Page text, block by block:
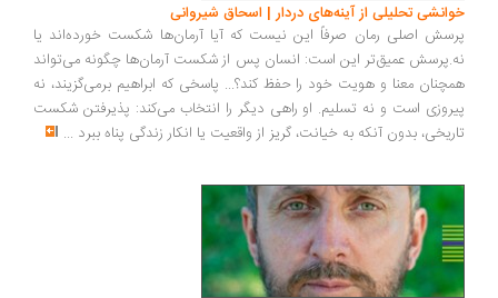
تحلیلی از آینه‌های دردار | اسحاق شیروانی
اصلی رمان صرفاً این نیست که آیا آرمان‌ها شکست خورده‌اند یا
عمیق‌تر این است: انسان پس از شکست آرمان‌ها چگونه می‌تواند
معنا و هویت خود را حفظ کند؟... پاسخی که ابراهیم برمی‌گزیند، نه
است و نه تسلیم. او راهی دیگر را انتخاب می‌کند: پذیرفتن شکست
بدون آنکه به خیانت، گریز از واقعیت یا انکار زندگی پناه ببرد...